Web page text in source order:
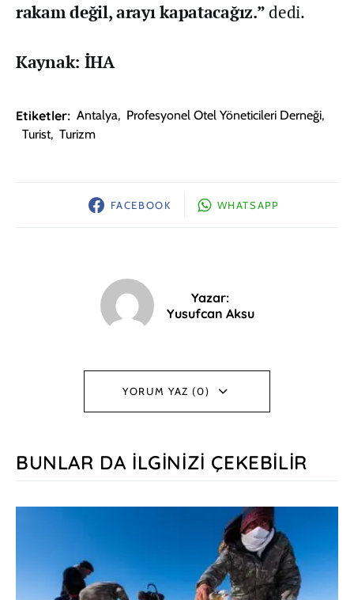
rakam değil, arayı kapatacağız.”dedi.
Kaynak: İHA
Etiketler: Antalya, Profesyonel Otel Yöneticileri Derneği,
Turist, Turizm
FACEBOOK WHATSAPP
Yazar:
Yusufcan Aksu
YORUM YAZ (0)
BUNLAR DA İLGINIZI ÇEKEBILIR